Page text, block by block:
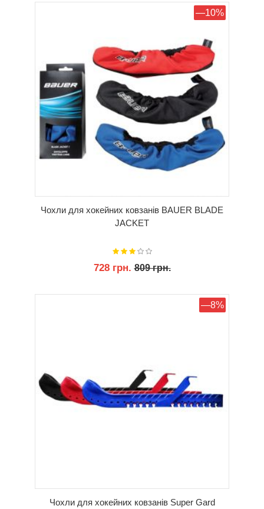
—10%
Чохли для хокейних ковзанів BAUER BLADE
JACKET
728 грн.809 грн.
—8%
Чохли для хокейних ковзанів Super Gard